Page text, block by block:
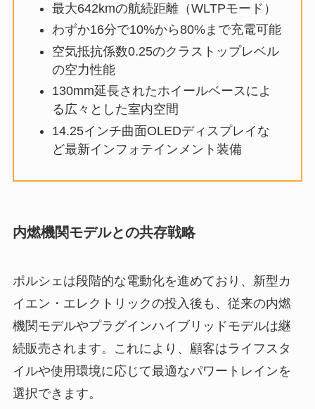
最大642kmの航続距離（WLTPモード）
わずか16分で10%から80%まで充電可能
空気抵抗係数0.25のクラストップレベル
の空力性能
130mm延長されたホイールベースによ
る広々とした室内空間
14.25インチ曲面OLEDディスプレイな
ど最新インフォテインメント装備
内燃機関モデルとの共存戦略
ポルシェは段階的な電動化を進めており、新型カ
イエン・エレクトリックの投入後も、従来の内燃
機関モデルやプラグインハイブリッドモデルは継
続販売されます。これにより、顧客はライフスタ
イルや使用環境に応じて最適なパワートレインを
選択できます。